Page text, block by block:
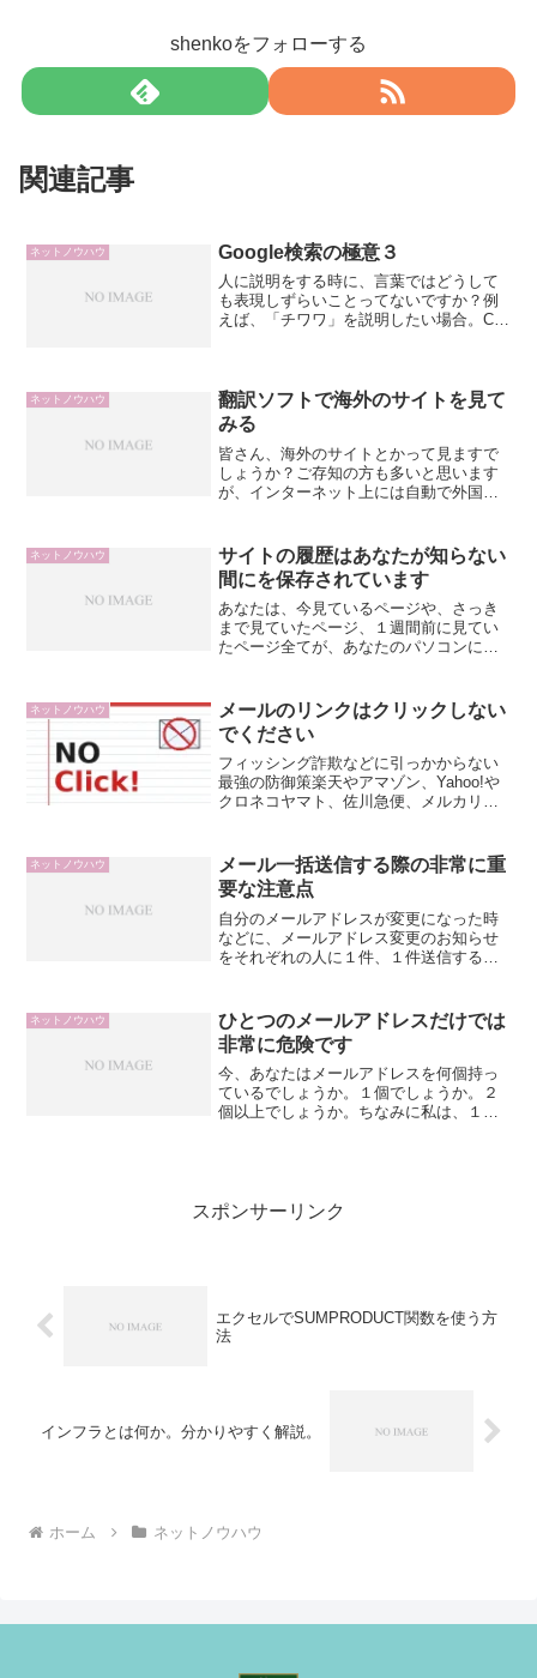
shenkoをフォローする
関連記事
ネットノウハウ Google検索の極意３
人に説明をする時に、言葉ではどうして
も表現しずらいことってないですか？例
えば、「チワワ」を説明したい場合。CM
がおっきくてくぅーん...
ネットノウハウ
翻訳ソフトで海外のサイトを見て
みる
皆さん、海外のサイトとかって見ますで
しょうか？ご存知の方も多いと思います
が、インターネット上には自動で外国語
もよくなってきたのかなと思います。ウ
ェブの翻訳ソフトと言えば...
ネットノウハウ
サイトの履歴はあなたが知らない
間にを保存されています
あなたは、今見ているページや、さっき
まで見ていたページ、１週間前に見てい
たページ全てが、あなたのパソコンに保
すが、設定変更をご自分でしていないな
ら、そうなっていると思っ...
ネットノウハウ
メールのリンクはクリックしない
でください
フィッシング詐欺などに引っかからない
最強の防御策楽天やアマゾン、Yahoo!や
クロネコヤマト、佐川急便、メルカリな
大事なことなので、大きな字で書きます
が、絶対にメールの...
ネットノウハウ
メール一括送信する際の非常に重
要な注意点
自分のメールアドレスが変更になった時
などに、メールアドレス変更のお知らせ
をそれぞれの人に１件、１件送信するの
先欄に全部入れて、一回で全員に送信で
きる「一括送信」という便...
ネットノウハウ
ひとつのメールアドレスだけでは
非常に危険です
今、あなたはメールアドレスを何個持っ
ているでしょうか。１個でしょうか。２
個以上でしょうか。ちなみに私は、１０
スポンサーリンク
エクセルでSUMPRODUCT関数を使う方
法
インフラとは何か。分かりやすく解説。
ホーム ネットノウハウ